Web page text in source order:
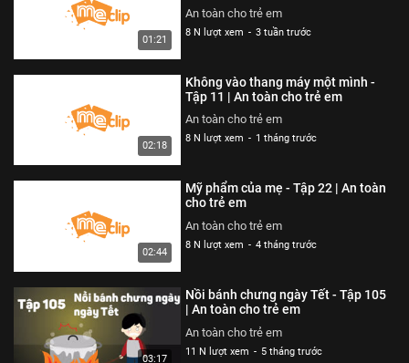
26 N lượt xem
An toàn cho trẻ em
26 N lượt xem
toàn cho trẻ em
An toàn cho trẻ em
26 N lượt xem
03:04
An toàn cho trẻ em
26 N lượt xem
01:21
An toàn cho trẻ em
8 N lượt xem - 3 tuần trước
02:18
Không vào thang máy một mình -
Tập 11 | An toàn cho trẻ em
An toàn cho trẻ em
8 N lượt xem - 1 tháng trước
02:44
Mỹ phẩm của mẹ - Tập 22 | An toàn
cho trẻ em
An toàn cho trẻ em
8 N lượt xem - 4 tháng trước
03:17
Nồi bánh chưng ngày Tết - Tập 105
| An toàn cho trẻ em
An toàn cho trẻ em
11 N lượt xem - 5 tháng trước